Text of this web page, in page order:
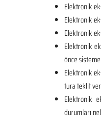
Elektronik
Elektronik
Elektronik
Elektronik
önce
Elektronik
tura teklif
Elektronik
durumları